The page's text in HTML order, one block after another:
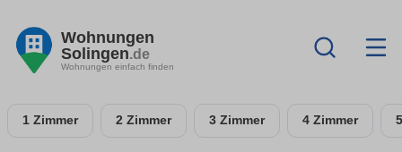
Wohnungen
Solingen.de
Wohnungen einfach finden
1 Zimmer 2 Zimmer 3 Zimmer 4 Zimmer